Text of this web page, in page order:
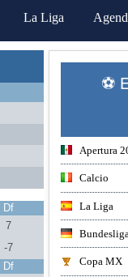
La Liga
Df
7
-7
Df
⚽
Apertura
Calcio
La Liga
Bundesliga
Copa MX